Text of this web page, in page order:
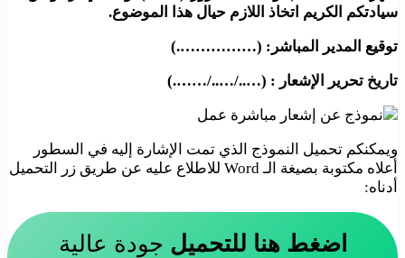
سيادتكم الكريم اتخاذ اللازم حيال هذا الموضوع.
توقيع المدير المباشر: (…………….)
تاريخ تحرير الإشعار : (…../…../…….)
ويمكنكم تحميل النموذج الذي تمت الإشارة إليه في السطور
أعلاه مكتوبة بصيغة الـ Word للاطلاع عليه عن طريق زر التحميل
أدناه:
اضغط هنا للتحميل جودة عالية